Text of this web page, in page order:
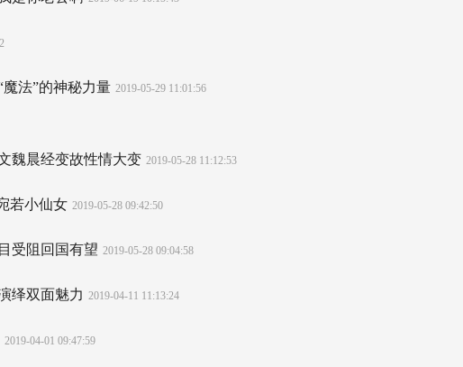
法”的神秘力量 2019-05-29 11:01:56
魏晨经变故性情大变 2019-05-28 11:12:53
若小仙女 2019-05-28 09:42:50
受阻回国有望 2019-05-28 09:04:58
绎双面魅力 2019-04-11 11:13:24
2019-04-01 09:47:59